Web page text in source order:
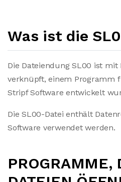
Was ist die
Die Dateiendung SL00 ist mit
verknüpft, einem Programm
Stripf Software entwickelt
Die SL00-Datei enthält
Software verwendet werden.